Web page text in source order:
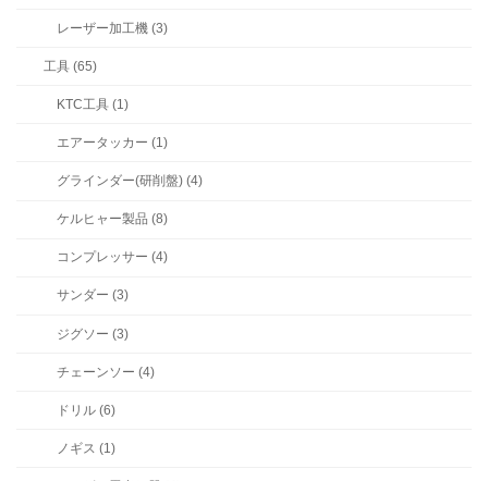
レーザー加工機 (3)
工具 (65)
KTC工具 (1)
エアータッカー (1)
グラインダー(研削盤) (4)
ケルヒャー製品 (8)
コンプレッサー (4)
サンダー (3)
ジグソー (3)
チェーンソー (4)
ドリル (6)
ノギス (1)